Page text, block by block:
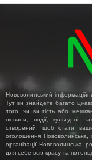
Нововолинський
Тут ви знайдете багато
того, чи ви гість або
новини, події, культурні
створений, щоб стати
оголошення Нововолинська,
організації Нововолинська,
для себе всю красу та